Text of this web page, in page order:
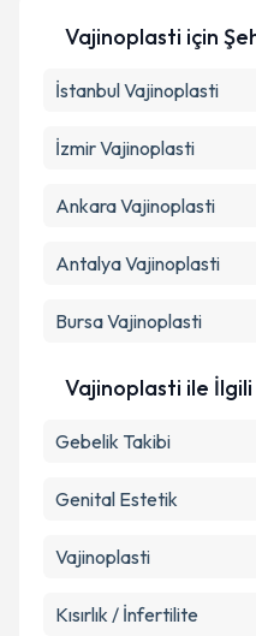
Vajinoplasti için
İstanbulVajinoplasti
İzmirVajinoplasti
AnkaraVajinoplasti
AntalyaVajinoplasti
BursaVajinoplasti
Vajinoplasti ile
Gebelik Takibi
Genital Estetik
Vajinoplasti
Kısırlık / İnfertilite